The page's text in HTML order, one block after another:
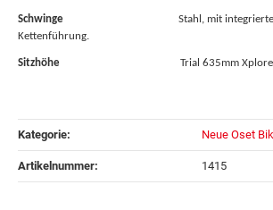
Schwinge Stahl, mit integrierten
Kettenführung.
Sitzhöhe Trial 635mm Xplore
Kategorie: Neue Oset
Artikelnummer: 1415